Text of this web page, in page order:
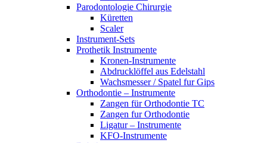
Parodontologie Chirurgie
Küretten
Scaler
Instrument-Sets
Prothetik Instrumente
Kronen-Instrumente
Abdrucklöffel aus Edelstahl
Wachsmesser / Spatel fur Gips
Orthodontie – Instrumente
Zangen für Orthodontie TC
Zangen fur Orthodontie
Ligatur – Instrumente
KFO-Instrumente